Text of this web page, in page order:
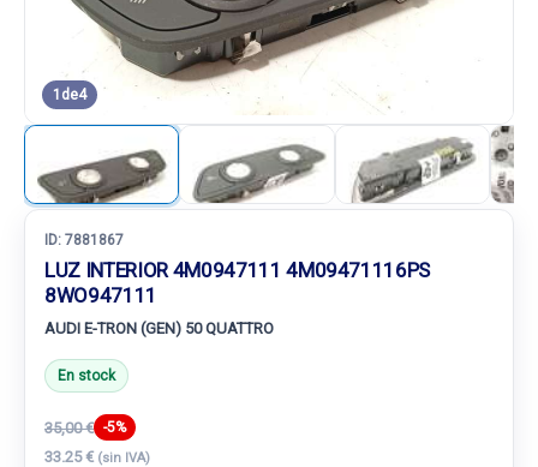
1 de4
ID: 7881867
LUZ INTERIOR 4M0947111 4M09471116PS
8WO947111
AUDI E-TRON (GEN) 50 QUATTRO
En stock
35,00 € -5%
33.25 € (sin IVA)